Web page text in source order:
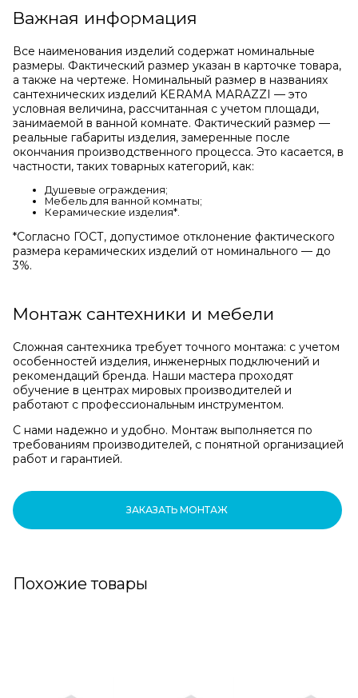
Важная информация
Все наименования изделий содержат номинальные
размеры. Фактический размер указан в карточке товара,
а также на чертеже. Номинальный размер в названиях
сантехнических изделий KERAMA MARAZZI — это
условная величина, рассчитанная с учетом площади,
занимаемой в ванной комнате. Фактический размер —
реальные габариты изделия, замеренные после
окончания производственного процесса. Это касается, в
частности, таких товарных категорий, как:
Душевые ограждения;
Мебель для ванной комнаты;
Керамические изделия*.
*Cогласно ГОСТ, допустимое отклонение фактического
размера керамических изделий от номинального — до
3%.
Монтаж сантехники и мебели
Сложная сантехника требует точного монтажа: с учетом
особенностей изделия, инженерных подключений и
рекомендаций бренда. Наши мастера проходят
обучение в центрах мировых производителей и
работают с профессиональным инструментом.
С нами надежно и удобно. Монтаж выполняется по
требованиям производителей, с понятной организацией
работ и гарантией.
ЗАКАЗАТЬ МОНТАЖ
Похожие товары